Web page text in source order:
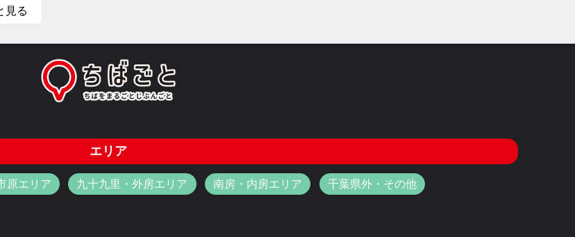
見る
エリア
原エリア 九十九里・外房エリア 南房・内房エリア 千葉県外・その他